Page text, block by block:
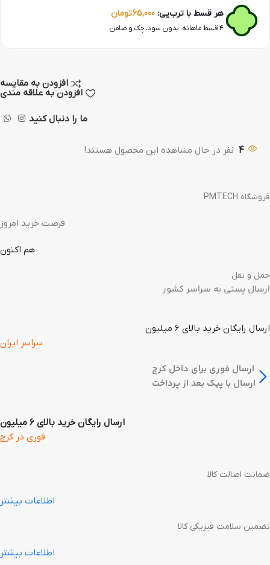
هر قسط با ترب‌پی: 65,000تومان
۴ قسط ماهانه. بدون سود، چک و ضامن.
افزودن به مقایسه
افزودن به علاقه مندی
ما را دنبال کنید
4 نفر در حال مشاهده این محصول هستند!
فروشگاه PMTECH
فرصت خرید امروز
هم اکنون
حمل و نقل
ارسال پستی به سراسر کشور
ارسال رایگان خرید بالای 6 میلیون
سراسر ایران
ارسال فوری برای داخل کرج
ارسال با پیک بعد از پرداخت
ارسال رایگان خرید بالای 6 میلیون
فوری در کرج
ضمانت اصالت کالا
اطلاعات بیشتر
تضمین سلامت فیزیکی کالا
اطلاعات بیشتر